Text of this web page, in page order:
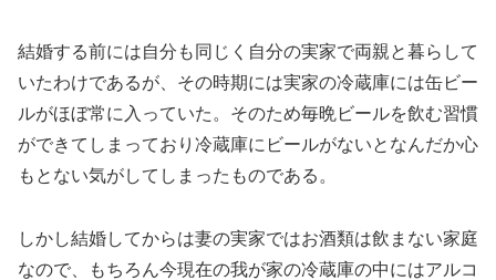
結婚する前には自分も同じく自分の実家で両親と暮らして
いたわけであるが、その時期には実家の冷蔵庫には缶ビー
ルがほぼ常に入っていた。そのため毎晩ビールを飲む習慣
ができてしまっており冷蔵庫にビールがないとなんだか心
もとない気がしてしまったものである。
しかし結婚してからは妻の実家ではお酒類は飲まない家庭
なので、もちろん今現在の我が家の冷蔵庫の中にはアルコ